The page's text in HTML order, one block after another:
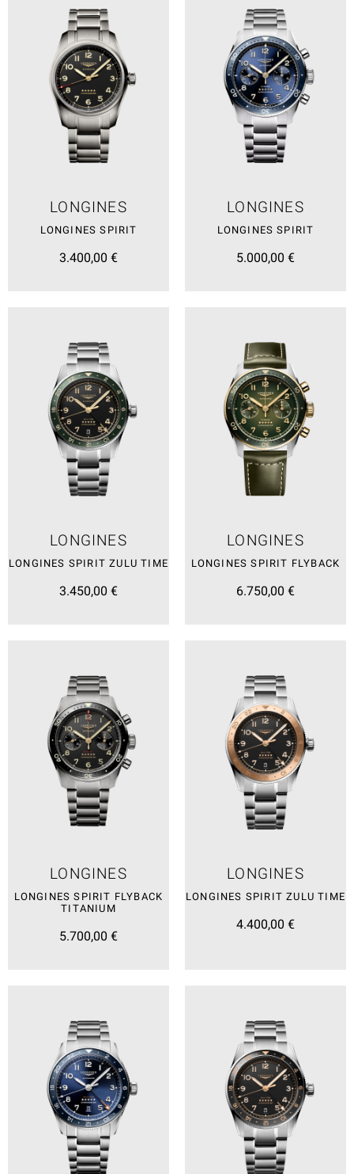
LONGINES
LONGINES SPIRIT
3.400,00 €
LONGINES
LONGINES SPIRIT
5.000,00 €
LONGINES
LONGINES SPIRIT ZULU TIME
3.450,00 €
LONGINES
LONGINES SPIRIT FLYBACK
6.750,00 €
LONGINES
LONGINES SPIRIT FLYBACK
TITANIUM
5.700,00 €
LONGINES
LONGINES SPIRIT ZULU TIME
4.400,00 €